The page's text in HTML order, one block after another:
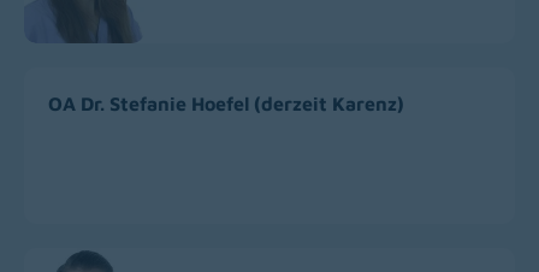
OA Dr. Stefanie Hoefel (derzeit Karenz)